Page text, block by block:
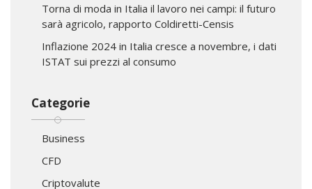
Torna di moda in Italia il lavoro nei campi: il futuro
sarà agricolo, rapporto Coldiretti-Censis
Inflazione 2024 in Italia cresce a novembre, i dati
ISTAT sui prezzi al consumo
Categorie
Business
CFD
Criptovalute